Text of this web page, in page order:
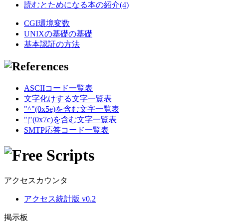
読むとためになる本の紹介(4)
CGI環境変数
UNIXの基礎の基礎
基本認証の方法
ASCIIコード一覧表
文字化けする文字一覧表
"^"(0x5e)を含む文字一覧表
"|"(0x7c)を含む文字一覧表
SMTP応答コード一覧表
アクセスカウンタ
アクセス統計版 v0.2
掲示板